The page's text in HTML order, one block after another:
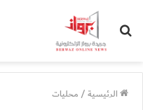
الرئيسية/محليات